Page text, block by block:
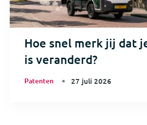
Hoe snel merk jij dat
is veranderd?
Patenten 27 juli 2026